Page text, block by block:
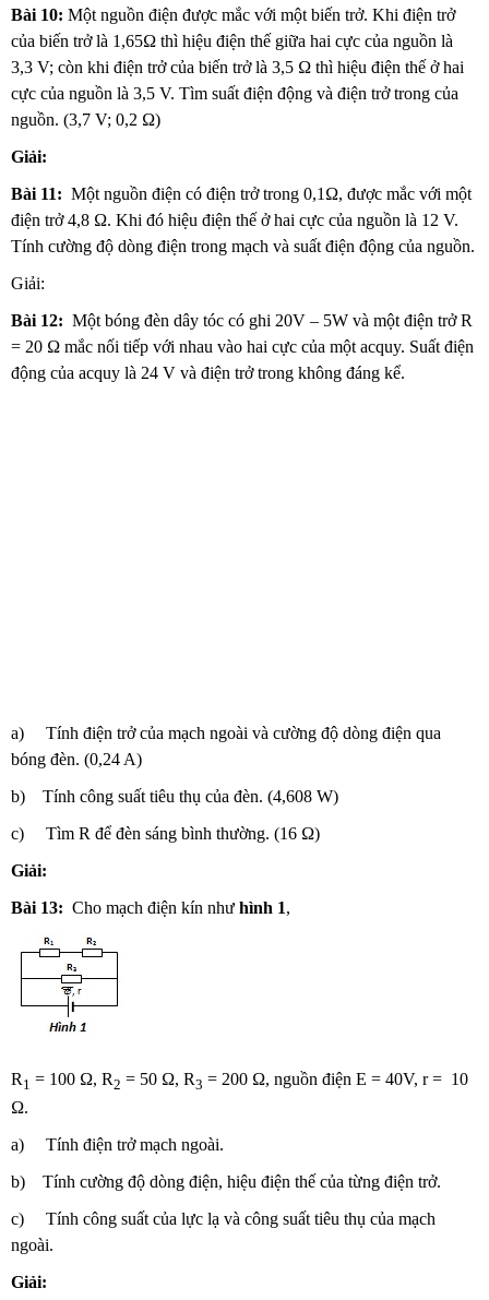
Bài 10: Một nguồn điện được mắc với một biến trở. Khi điện trở
của biến trở là 1,65Ω thì hiệu điện thế giữa hai cực của nguồn là
3,3 V; còn khi điện trở của biến trở là 3,5 Ω thì hiệu điện thế ở hai
cực của nguồn là 3,5 V. Tìm suất điện động và điện trở trong của
nguồn. (3,7 V; 0,2 Ω)
Giải:
Bài 11: Một nguồn điện có điện trở trong 0,1Ω, được mắc với một
điện trở 4,8 Ω. Khi đó hiệu điện thế ở hai cực của nguồn là 12 V.
Tính cường độ dòng điện trong mạch và suất điện động của nguồn.
Giải:
Bài 12: Một bóng đèn dây tóc có ghi 20V – 5W và một điện trở R
= 20 Ω mắc nối tiếp với nhau vào hai cực của một acquy. Suất điện
động của acquy là 24 V và điện trở trong không đáng kể.
a) Tính điện trở của mạch ngoài và cường độ dòng điện qua
bóng đèn. (0,24 A)
b) Tính công suất tiêu thụ của đèn. (4,608 W)
c) Tìm R để đèn sáng bình thường. (16 Ω)
Giải:
Bài 13: Cho mạch điện kín như hình 1,
R 1 = 100 Ω, R2 = 50 Ω, R3 = 200 Ω, nguồn điện E = 40V, r = 10
Ω.
a) Tính điện trở mạch ngoài.
b) Tính cường độ dòng điện, hiệu điện thế của từng điện trở.
c) Tính công suất của lực lạ và công suất tiêu thụ của mạch
ngoài.
Giải: